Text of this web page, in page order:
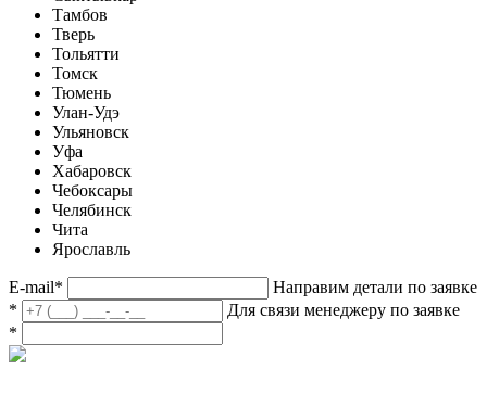
Тамбов
Тверь
Тольятти
Томск
Тюмень
Улан-Удэ
Ульяновск
Уфа
Хабаровск
Чебоксары
Челябинск
Чита
Ярославль
E-mail*
Направим детали по заявке
*
Для связи менеджеру по заявке
*